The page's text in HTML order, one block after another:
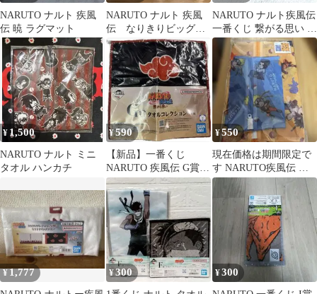
NARUTO ナルト 疾風
伝 暁 ラグマット
NARUTO ナルト 疾風
伝 なりきりビッグタ
オル 暁
NARUTO ナルト疾風伝
一番くじ 繋がる思い G
賞 写輪眼 ハンドタオル
¥ 1,500
NARUTO ナルト ミニ
タオル ハンカチ
¥590
【新品】一番くじ
NARUTO 疾風伝 G賞
タオル 暁 ナルト
¥550
現在価格は期間限定で
す NARUTO疾風伝 洗
濯ネット 2枚セット
¥1,777 ¥300 ¥300